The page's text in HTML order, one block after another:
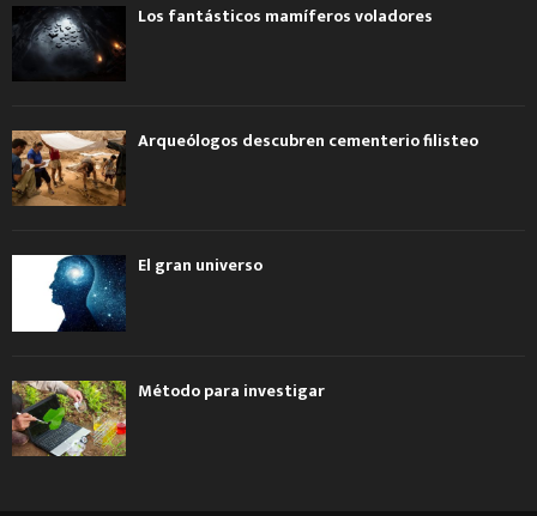
Los fantásticos mamíferos voladores
Arqueólogos descubren cementerio filisteo
El gran universo
Método para investigar